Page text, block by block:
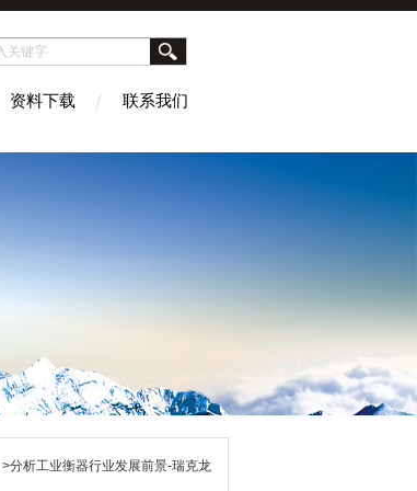
资料下载 联系我们
>分析工业衡器行业发展前景-瑞克龙